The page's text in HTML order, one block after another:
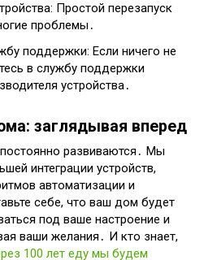
Простой перезапуск
проблемы․
поддержки: Если ничего не
в службу поддержки
устройства․
заглядывая вперед
развиваются․ Мы
интеграции устройств,
автоматизации и
себе, что ваш дом будет
под ваше настроение и
ваши желания․ И кто знает,
100 лет еду мы будем